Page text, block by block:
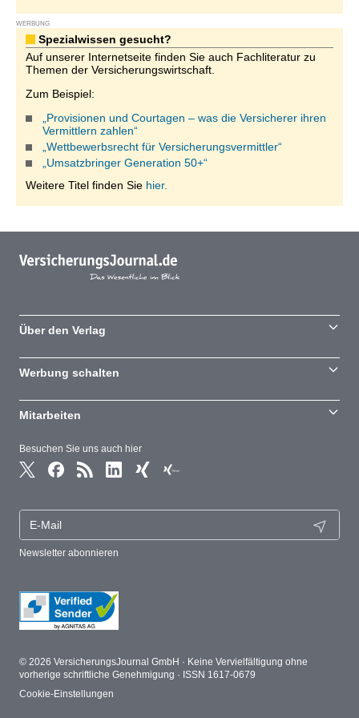
WERBUNG
Spezialwissen gesucht?
Auf unserer Internetseite finden Sie auch Fachliteratur zu
Themen der Versicherungswirtschaft.
Zum Beispiel:
„Provisionen und Courtagen – was die Versicherer ihren
Vermittlern zahlen“
„Wettbewerbsrecht für Versicherungsvermittler“
„Umsatzbringer Generation 50+“
Weitere Titel finden Sie hier.
Besuchen Sie uns auch hier
Newsletter abonnieren
Über den Verlag
Werbung schalten
Mitarbeiten
© 2026 VersicherungsJournal GmbH · Keine Vervielfältigung ohne
vorherige schriftliche Genehmigung · ISSN 1617-0679
Cookie-Einstellungen